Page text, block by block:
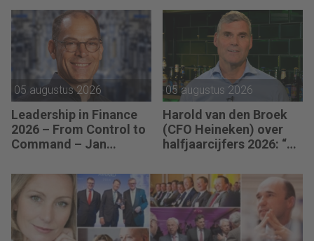
05 augustus 2026
Leadership in Finance
2026 – From Control to
Command – Jan
van The Protein
Brewery): “Je moet
vaak met relatief weinig
data toch knopen
doorhakken.”
05 augustus 2026
Harold van den Broek
(CFO Heineken) over
halfjaarcijfers 2026: “De
vooruitgang is
zichtbaar.”